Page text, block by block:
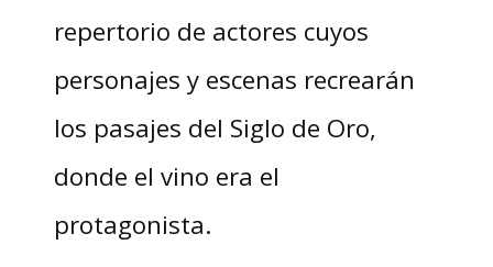
repertorio de actores cuyos
personajes y escenas recrearán
los pasajes del Siglo de Oro,
donde el vino era el
protagonista.